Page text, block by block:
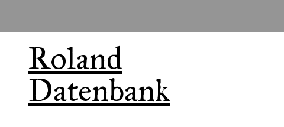
Roland
Datenbank